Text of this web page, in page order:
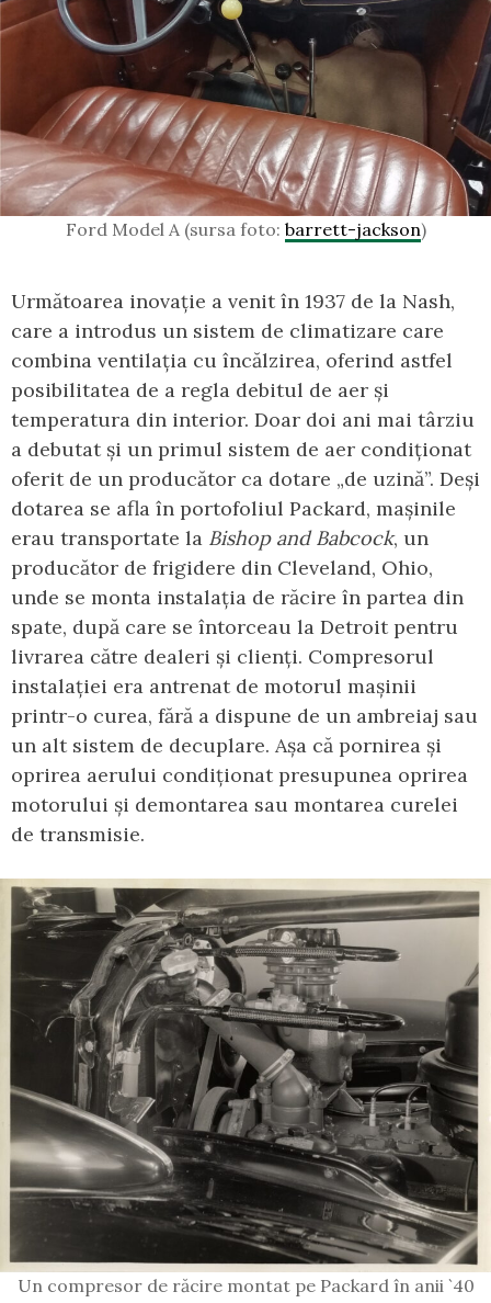
Ford Model A (sursa foto: barrett-jackson)
Următoarea inovație a venit în 1937 de la Nash,
care a introdus un sistem de climatizare care
combina ventilația cu încălzirea, oferind astfel
posibilitatea de a regla debitul de aer și
temperatura din interior. Doar doi ani mai târziu
a debutat și un primul sistem de aer condiționat
oferit de un producător ca dotare „de uzină”. Deși
dotarea se afla în portofoliul Packard, mașinile
erau transportate la Bishop and Babcock, un
producător de frigidere din Cleveland, Ohio,
unde se monta instalația de răcire în partea din
spate, după care se întorceau la Detroit pentru
livrarea către dealeri și clienți. Compresorul
instalației era antrenat de motorul mașinii
printr-o curea, fără a dispune de un ambreiaj sau
un alt sistem de decuplare. Așa că pornirea și
oprirea aerului condiționat presupunea oprirea
motorului și demontarea sau montarea curelei
de transmisie.
Un compresor de răcire montat pe Packard în anii `40